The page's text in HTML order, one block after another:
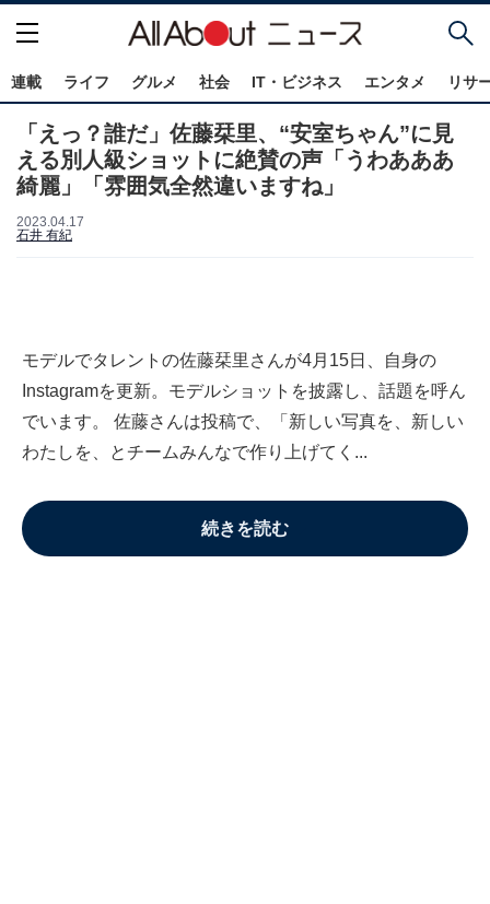
連載 ライフ グルメ 社会 IT・ビジネス エンタメ リサ
「えっ？誰だ」佐藤栞里、“安室ちゃん”に見
える別人級ショットに絶賛の声「うわあああ
綺麗」「雰囲気全然違いますね」
2023.04.17
石井 有紀
モデルでタレントの佐藤栞里さんが4月15日、自身の
Instagramを更新。モデルショットを披露し、話題を呼ん
でいます。 佐藤さんは投稿で、「新しい写真を、新しい
わたしを、とチームみんなで作り上げてく...
続きを読む